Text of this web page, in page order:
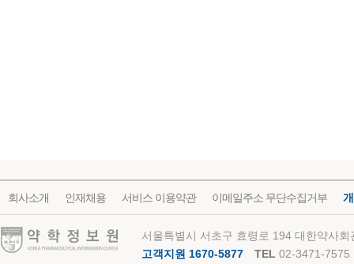
회사소개 인재채용 서비스 이용약관 이메일주소 무단수집거부
약학정보원
서울특별시 서초구 효령로 194 대한약사
고객지원 1670-5877
TEL 02-3471-7575